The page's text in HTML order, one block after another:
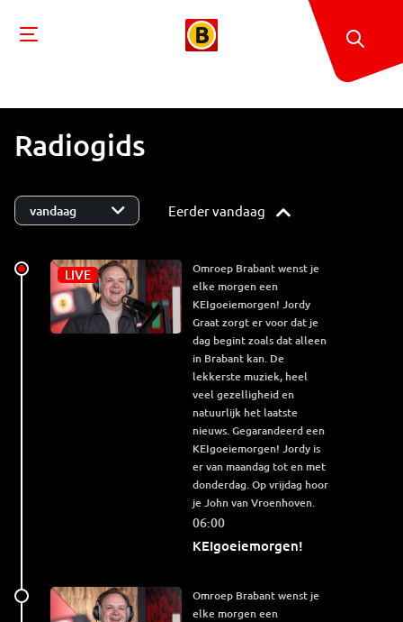
Radiogids
Eerder vandaag
LIVE
KEIgoeiemorgen!
06:00
Omroep Brabant wenst je
elke morgen een
KEIgoeiemorgen! Jordy
Graat zorgt er voor dat je
dag begint zoals dat alleen
in Brabant kan. De
lekkerste muziek, heel
veel gezelligheid en
natuurlijk het laatste
nieuws. Gegarandeerd een
KEIgoeiemorgen! Jordy is
er van maandag tot en met
donderdag. Op vrijdag hoor
je John van Vroenhoven.
Omroep Brabant wenst je
elke morgen een